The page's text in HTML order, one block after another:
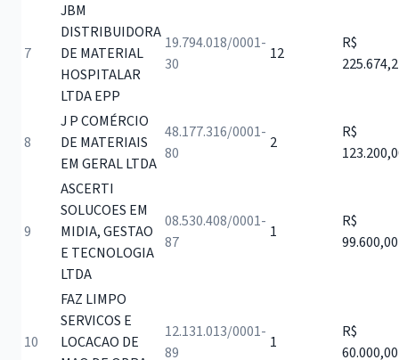
7
JBM
DISTRIBUIDORA
DE MATERIAL
HOSPITALAR
LTDA EPP
19.794.018/0001-
30
12
R$
8
J P COMÉRCIO
DE MATERIAIS
EM GERAL LTDA
48.177.316/0001-
80
2
R$
9
ASCERTI
SOLUCOES EM
MIDIA, GESTAO
E TECNOLOGIA
LTDA
08.530.408/0001-
87
1
R$
99.600,00
10
FAZ LIMPO
SERVICOS E
LOCACAO DE
12.131.013/0001-
89
1
R$
60.000,00